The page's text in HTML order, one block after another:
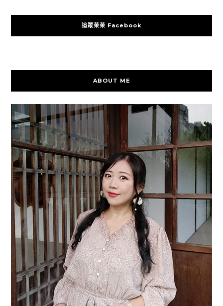
追蹤茉茉 Facebook
ABOUT ME